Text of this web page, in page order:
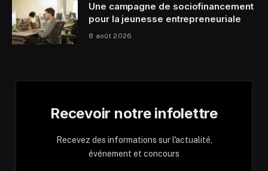
Une campagne de sociofinancement
pour la jeunesse entrepreneuriale
8 août 2026
Recevoir notre infolettre
Recevez des informations sur l'actualité,
événement et concours